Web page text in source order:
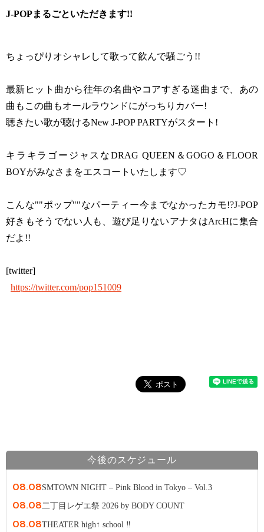
J-POPまるごといただきます!!
ちょっぴりオシャレして歌って飲んで騒ごう!!
最新ヒット曲から往年の名曲やコアすぎる迷曲まで、あの
曲もこの曲もオールラウンドにがっちりカバー!
聴きたい歌が聴けるNew J-POP PARTYがスタート!
キラキラゴージャスなDRAG QUEEN＆GOGO＆FLOOR
BOYがみなさまをエスコートいたします♡
こんな""ポップ""なパーティー今までなかったカモ!?J-POP
好きもそうでない人も、遊び足りないアナタはArcHに集合
だよ!!
[twitter]
https://twitter.com/pop151009
今後のスケジュール
08.08SMTOWN NIGHT – Pink Blood in Tokyo – Vol.3
08.08二丁目レゲエ祭 2026 by BODY COUNT
08.08THEATER high↑ school ‼